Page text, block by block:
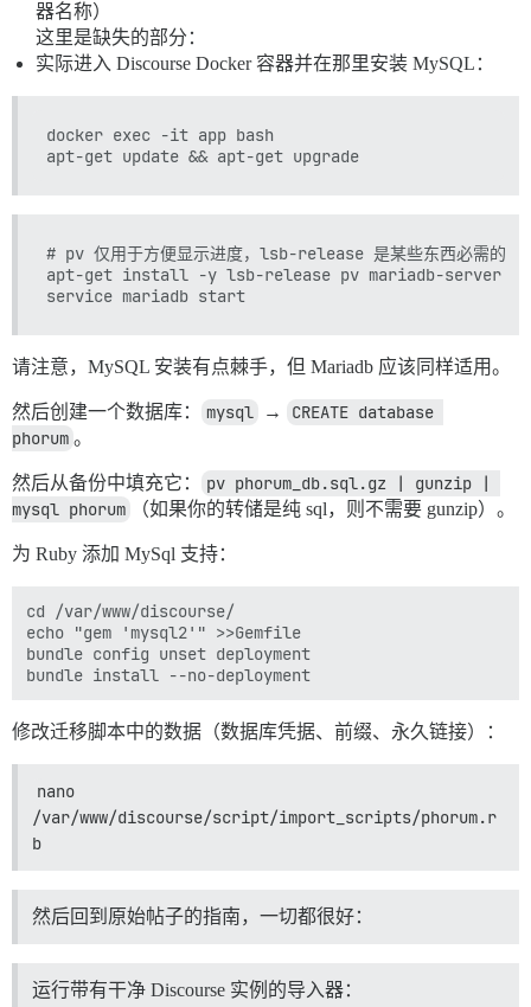
器名称）
这里是缺失的部分：
实际进入 Discourse Docker 容器并在那里安装 MySQL：
docker exec -it app bash
# pv 仅用于方便显示进度，lsb-release 是某些东西必需的
apt-get install -y lsb-release pv mariadb-server
请注意，MySQL 安装有点棘手，但 Mariadb 应该同样适用。
然后创建一个数据库： mysql →
CREATE database
phorum 。
然后从备份中填充它：
pv phorum_db.sql.gz | gunzip |
mysql phorum
（如果你的转储是纯 sql，则不需要 gunzip）。
为 Ruby 添加 MySql 支持：
cd /var/www/discourse/
echo "gem 'mysql2'" >>Gemfile
bundle config unset deployment
修改迁移脚本中的数据（数据库凭据、前缀、永久链接）：
nano
/var/www/discourse/script/import_scripts/phorum.r
b
然后回到原始帖子的指南，一切都很好：
运行带有干净 Discourse 实例的导入器：